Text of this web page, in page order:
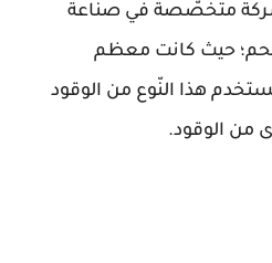
وكانت شركة متخصّصة في صناعة
حيث كانت معظم
هذا النّوع من الوقود
من الوقود.